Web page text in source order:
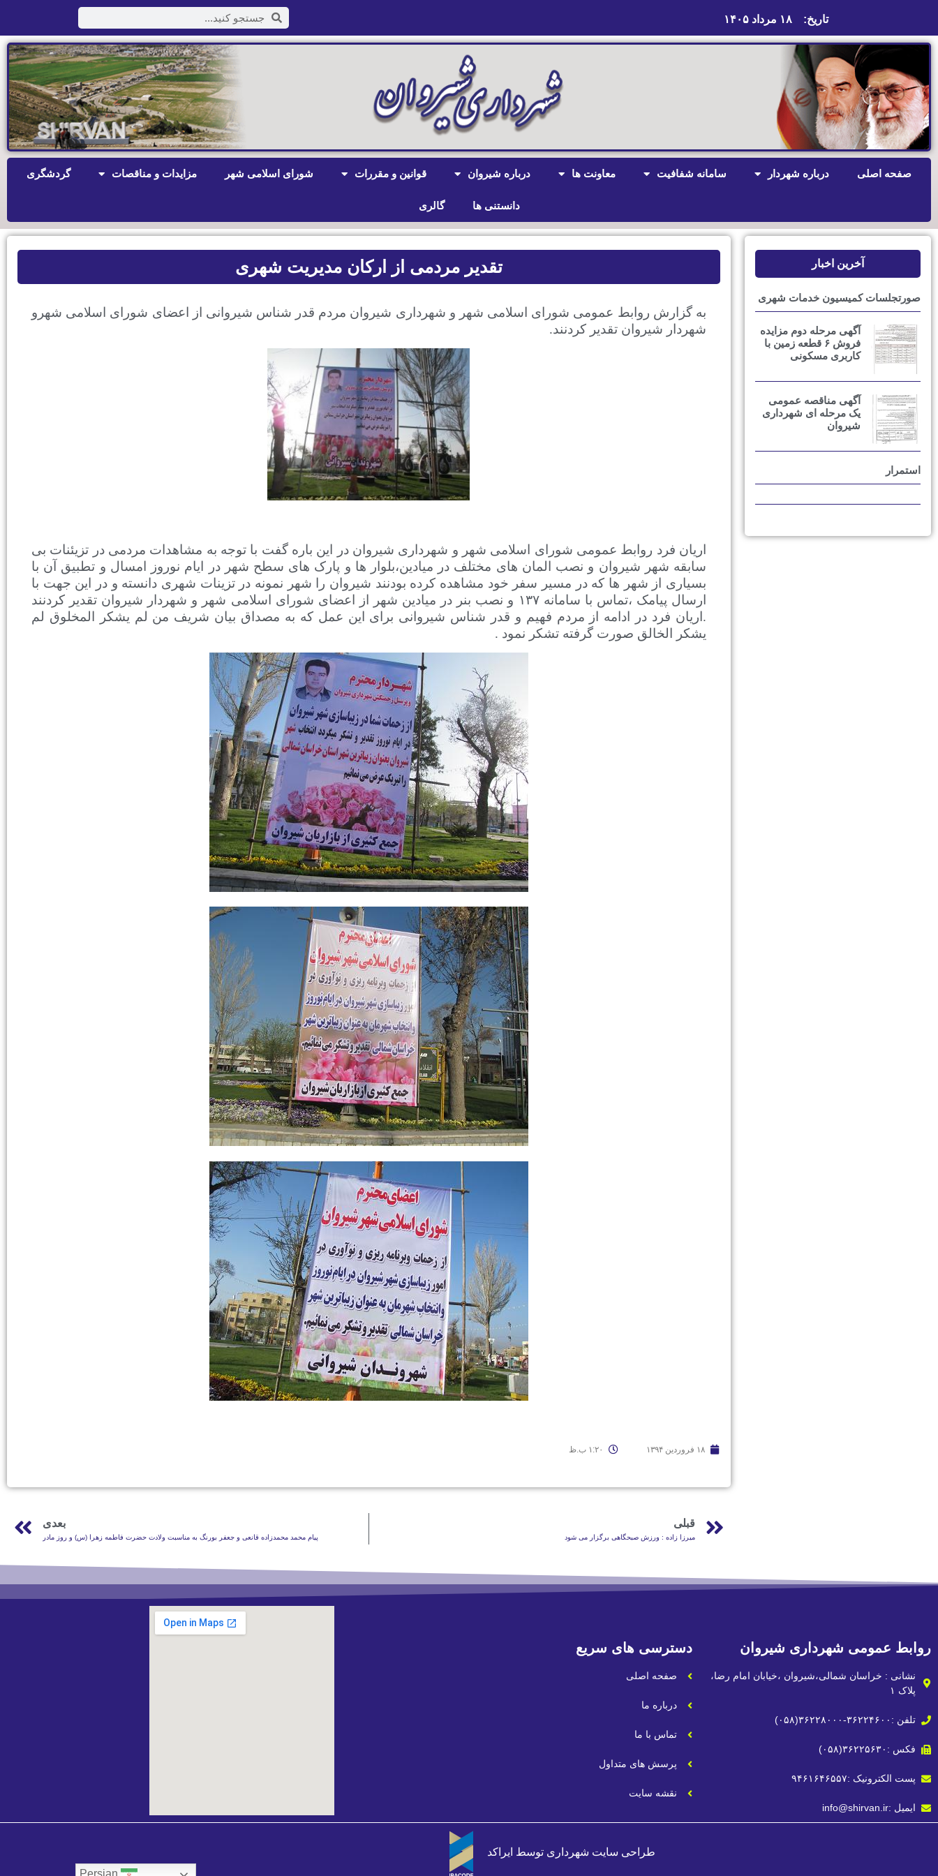
تاریخ: ۱۸ مرداد ۱۴۰۵
صفحه اصلی درباره شهردار سامانه شفافیت معاونت ها درباره شیروان قوانین و مقررات شورای اسلامی شهر مزایدات و مناقصات گردشگری
دانستنی ها گالری
آخرین اخبار
صورتجلسات کمیسیون خدمات شهری
آگهی مرحله دوم مزایده
فروش ۶ قطعه زمین با
کاربری مسکونی
آگهی مناقصه عمومی
یک مرحله ای شهرداری
شیروان
استمرار
تقدیر مردمی از ارکان مدیریت شهری
به گزارش روابط عمومی شورای اسلامی شهر و شهرداری شیروان مردم قدر شناس شیروانی از اعضای شورای اسلامی شهرو
شهردار شیروان تقدیر کردنند.
اریان فرد روابط عمومی شورای اسلامی شهر و شهرداری شیروان در این باره گفت با توجه به مشاهدات مردمی در تزیئنات بی
سابقه شهر شیروان و نصب المان های مختلف در میادین،بلوار ها و پارک های سطح شهر در ایام نوروز امسال و تطبیق آن با
بسیاری از شهر ها که در مسیر سفر خود مشاهده کرده بودنند شیروان را شهر نمونه در تزینات شهری دانسته و در این جهت با
ارسال پیامک ،تماس با سامانه ۱۳۷ و نصب بنر در میادین شهر از اعضای شورای اسلامی شهر و شهردار شیروان تقدیر کردنند
.اریان فرد در ادامه از مردم فهیم و قدر شناس شیروانی برای این عمل که به مصداق بیان شریف من لم یشکر المخلوق لم
یشکر الخالق صورت گرفته تشکر نمود .
۱۸ فروردین ۱۳۹۴ ۱:۲۰ ب.ظ
قبلی
میرزا زاده : ورزش صبحگاهی برگزار می شود
بعدی
پیام محمد محمدزاده قانعی و جعفر بورنگ به مناسبت ولادت حضرت فاطمه زهرا (س) و روز مادر
روابط عمومی شهرداری شیروان
نشانی : خراسان شمالی،شیروان ،خیابان امام رضا،
پلاک ۱
تلفن :۳۶۲۲۴۶۰۰-۳۶۲۲۸۰۰۰(۰۵۸)
فکس :۳۶۲۲۵۶۳۰(۰۵۸)
پست الکترونیک :۹۴۶۱۶۴۶۵۵۷
ایمیل :info@shirvan.ir
دسترسی های سریع
صفحه اصلی
درباره ما
تماس با ما
پرسش های متداول
نقشه سایت
طراحی سایت شهرداری توسط ایراکد